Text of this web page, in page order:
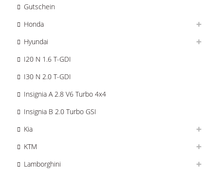
Gutschein
Honda
Hyundai
I20 N 1.6 T-GDI
I30 N 2.0 T-GDI
Insignia A 2.8 V6 Turbo 4x4
Insignia B 2.0 Turbo GSI
Kia
KTM
Lamborghini